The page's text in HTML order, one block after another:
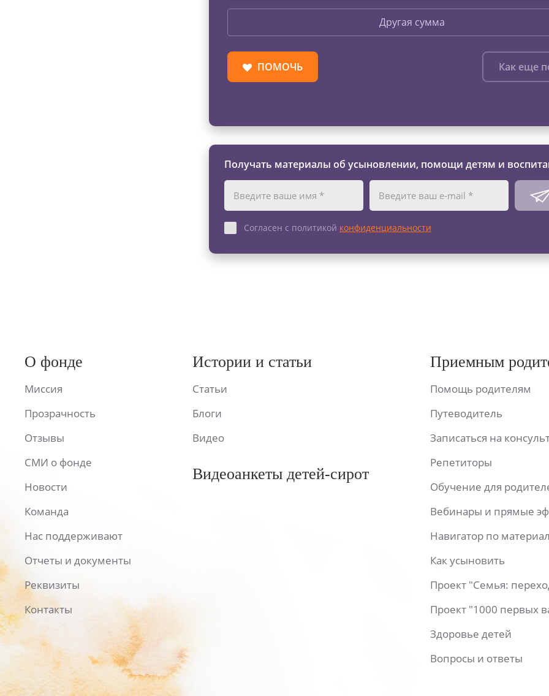
Другая сумма
ПОМОЧЬ Как еще
Получать материалы об усыновлении, помощи детям и
Согласен с политикой конфиденциальности
О фонде
Миссия
Прозрачность
Отзывы
СМИ о фонде
Новости
Команда
Нас поддерживают
Отчеты и документы
Реквизиты
Контакты
Истории и статьи
Статьи
Блоги
Видео
Видеоанкеты детей-сирот
Приемным
Помощь родителям
Путеводитель
Записаться на
Репетиторы
Обучение для
Вебинары и прямые
Навигатор по
Как усыновить
Проект "Семья:
Проект "1000 первых
Здоровье детей
Вопросы и ответы